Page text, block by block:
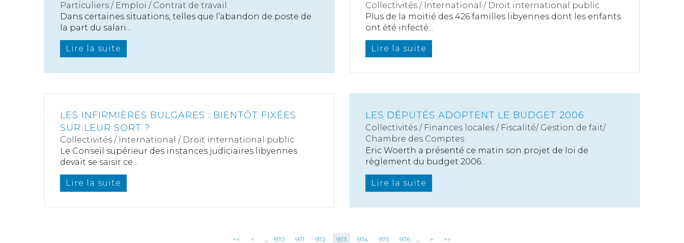
Particuliers / Emploi / Contrat de travail
Dans certaines situations, telles que l’abandon de poste de
la part du salari...
Lire la suite
Collectivités / International / Droit international public
Plus de la moitié des 426 familles libyennes dont les enfants
ont été infecté...
Lire la suite
LES INFIRMIÈRES BULGARES : BIENTÔT FIXÉES
SUR LEUR SORT ?
Collectivités / International / Droit international public
Le Conseil supérieur des instances judiciaires libyennes
devait se saisir ce...
Lire la suite
LES DÉPUTÉS ADOPTENT LE BUDGET 2006
Collectivités / Finances locales / Fiscalité/ Gestion de fait/
Chambre des Comptes
Eric Woerth a présenté ce matin son projet de loi de
règlement du budget 2006...
Lire la suite
<< < ... 970 971 972 973 974 975 976 ... > >>